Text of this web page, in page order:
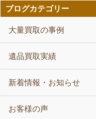
ブログカテゴリー
大量買取の事例
遺品買取実績
新着情報・お知らせ
お客様の声